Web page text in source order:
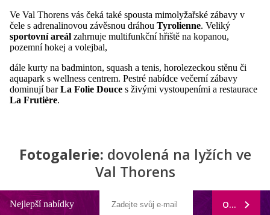
Ve Val Thorens vás čeká také spousta mimolyžařské zábavy v
čele s adrenalinovou závěsnou dráhou Tyrolienne. Veliký
sportovní areál zahrnuje multifunkční hřiště na kopanou,
pozemní hokej a volejbal,
dále kurty na badminton, squash a tenis, horolezeckou stěnu či
aquapark s wellness centrem. Pestré nabídce večerní zábavy
dominují barLa Folie Douce s živými vystoupeními a restaurace
La Frutière.
Fotogalerie: dovolená na lyžích ve
Val Thorens
Nejlepší nabídky ODEBÍRAT